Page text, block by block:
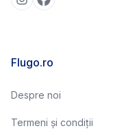
Flugo.ro
Despre noi
Termeni și condiții